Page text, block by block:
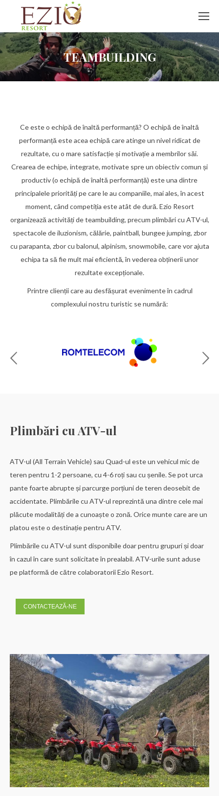
TEAMBUILDING
Ce este o echipă de înaltă performanță? O echipă de înaltă
performanță este acea echipă care atinge un nivel ridicat de
rezultate, cu o mare satisfacție și motivație a membrilor săi.
Crearea de echipe, integrate, motivate spre un obiectiv comun și
productiv (o echipă de înaltă performanță) este una dintre
principalele priorități pe care le au companiile, mai ales, în acest
moment, când competiția este atât de dură. Ezio Resort
organizează activități de teambuilding, precum plimbări cu ATV-ul,
spectacole de iluzionism, călărie, paintball, bungee jumping, zbor
cu parapanta, zbor cu balonul, alpinism, snowmobile, care vor ajuta
echipa ta să fie mult mai eficientă, în vederea obținerii unor
rezultate excepționale.
Printre clienții care au desfășurat evenimente în cadrul
complexului nostru turistic se numără:
Plimbări cu ATV-ul
ATV-ul (All Terrain Vehicle) sau Quad-ul este un vehicul mic de
teren pentru 1-2 persoane, cu 4-6 roți sau cu șenile. Se pot urca
pante foarte abrupte și parcurge porțiuni de teren deosebit de
accidentate. Plimbările cu ATV-ul reprezintă una dintre cele mai
plăcute modalități de a cunoaște o zonă. Orice munte care are un
platou este o destinație pentru ATV.
Plimbările cu ATV-ul sunt disponibile doar pentru grupuri și doar
în cazul în care sunt solicitate în prealabil. ATV-urile sunt aduse
pe platformă de către colaboratorii Ezio Resort.
CONTACTEAZĂ-NE